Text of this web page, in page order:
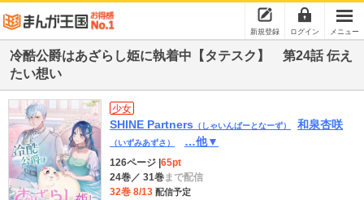
新規登録 ログイン メニュー
冷酷公爵はあざらし姫に執着中【タテスク】 第24話 伝え
たい想い
少女
SHINE Partners （しゃいんぱーとなーず） 和泉杏咲
（いずみあずさ） …他▼
126ページ 65pt
24巻／ 31巻まで配信
32巻 8/13 配信予定